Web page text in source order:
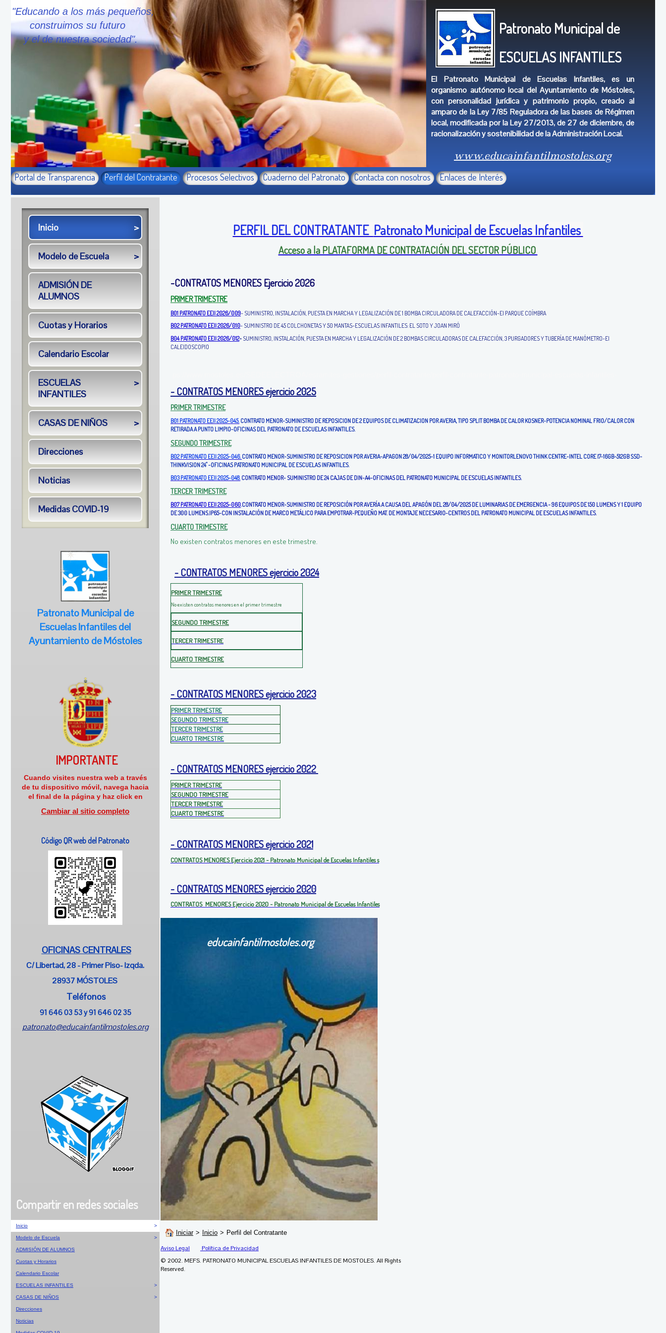
"Educando a los más pequeños,
construimos su futuro
y el de nuestra sociedad".
Patronato Municipal de
ESCUELAS INFANTILES
El Patronato Municipal de Escuelas Infantiles, es un
organismo autónomo local del Ayuntamiento de Móstoles,
con personalidad jurídica y patrimonio propio, creado al
amparo de la Ley 7/85 Reguladora de las bases de Régimen
local, modificada por la Ley 27/2013, de 27 de diciembre, de
racionalización y sostenibilidad de la Administración Local.
www.educainfantilmostoles.org
Portal de Transparencia Perfil del Contratante Procesos Selectivos Cuaderno del Patronato Contacta con nosotros Enlaces de Interés
>
Inicio
>
Modelo de Escuela
ADMISIÓN DE
ALUMNOS
Cuotas y Horarios
Calendario Escolar
>
ESCUELAS
INFANTILES
>
CASAS DE NIÑOS
Direcciones
Noticias
Medidas COVID-19
Patronato Municipal de
Escuelas Infantiles del
Ayuntamiento de Móstoles
IMPORTANTE
Cuando visites nuestra web a través
de tu dispositivo móvil, navega hacia
el final de la página y haz click en
Cambiar al sitio completo
Código QR web del Patronato
OFICINAS CENTRALES
C/ Libertad, 28 - Primer Piso- Izqda.
28937 MÓSTOLES
Teléfonos
91 646 03 53 y91 646 02 35
patronato@educainfantilmostoles.org
Compartir en redes sociales
>
Inicio
>
Modelo de Escuela
ADMISIÓN DE ALUMNOS
Cuotas y Horarios
Calendario Escolar
>
ESCUELAS INFANTILES
>
CASAS DE NIÑOS
Direcciones
Noticias
PERFIL DEL CONTRATANTE Patronato Municipal de Escuelas Infantiles
Acceso a la PLATAFORMA DE CONTRATACIÓN DEL SECTOR PÚBLICO
-CONTRATOS MENORES Ejercicio 2026
PRIMER TRIMESTRE
B01 PATRONATO EEII 2026/009- SUMINISTRO, INSTALACIÓN, PUESTA EN MARCHA Y LEGALIZACIÓN DE 1 BOMBA CIRCULADORA DE CALEFACCIÓN-EI PARQUE COÍMBRA
B02 PATRONATO EEII 2026/010- SUMINISTRO DE 45 COLCHONETAS Y 50 MANTAS-ESCUELAS INFANTILES: EL SOTO Y JOAN MIRÓ
B04 PATRONATO EEII 2026/012- SUMINISTRO, INSTALACIÓN, PUESTA EN MARCHA Y LEGALIZACIÓN DE 2 BOMBAS CIRCULADORAS DE CALEFACCIÓN, 3 PURGADORES Y TUBERÍA DE MANÓMETRO-EI
CALEIDOSCOPIO
- CONTRATOS MENORES ejercicio 2025
PRIMER TRIMESTRE
B01 PATRONATO EEII 2025-045. CONTRATO MENOR-SUMINISTRO DE REPOSICION DE 2 EQUIPOS DE CLIMATIZACION POR AVERIA, TIPO SPLIT BOMBA DE CALOR KOSNER-POTENCIA NOMINAL FRIO/CALOR CON
RETIRADA A PUNTO LIMPIO-OFICINAS DEL PATRONATO DE ESCUELAS INFANTILES.
SEGUNDO TRIMESTRE
B02 PATRONATO EEII 2025-046. CONTRATO MENOR-SUMINISTRO DE REPOSICION POR AVERIA-APAGON 28/04/2025-1 EQUIPO INFORMATICO Y MONITORLENOVO THINK CENTRE-INTEL CORE I7-16GB-512GB SSD-
THINKVISION 24" -OFICINAS PATRONATO MUNICIPAL DE ESCUELAS INFANTILES.
B03 PATRONATO EEII 2025-048. CONTRATO MENOR- SUMINISTRO DE 24 CAJAS DE DIN-A4-OFICINAS DEL PATRONATO MUNICIPAL DE ESCUELAS INFANTILES.
TERCER TRIMESTRE
B07 PATRONATO EEII 2025-060.CONTRATO MENOR-SUMINISTRO DE REPOSICIÓN POR AVERÍA A CAUSA DEL APAGÓN DEL 28/04/2025 DE LUMINARIAS DE EMERGENCIA - 96 EQUIPOS DE 150 LUMENS Y 1 EQUIPO
DE 300 LUMENS.IP65-CON INSTALACIÓN DE MARCO METÁLICO PARA EMPOTRAR-PEQUEÑO MAT. DE MONTAJE NECESARIO-CENTROS DEL PATRONATO MUNICIPAL DE ESCUELAS INFANTILES.
CUARTO TRIMESTRE
No existen contratos menores en este trimestre.
- CONTRATOS MENORES ejercicio2024
PRIMER TRIMESTRE
No existen contratos menores en el primer trimestre
SEGUNDO TRIMESTRE
TERCER TRIMESTRE
CUARTO TRIMESTRE
- CONTRATOS MENORES ejercicio 2023
PRIMER TRIMESTRE
SEGUNDO TRIMESTRE
TERCER TRIMESTRE
CUARTO TRIMESTRE
- CONTRATOS MENORES ejercicio 2022
PRIMER TRIMESTRE
SEGUNDO TRIMESTRE
TERCER TRIMESTRE
CUARTO TRIMESTRE
- CONTRATOS MENORES ejercicio 2021
CONTRATOSMENORESEjercicio 2021 - Patronato Municipal de Escuelas Infantiless
- CONTRATOS MENORES ejercicio 2020
CONTRATOS MENORES Ejercicio 2020 - Patronato Municipal de Escuelas Infantiles
educainfantilmostoles.org
Iniciar > Inicio > Perfil del Contratante
Aviso Legal
Política de Privacidad
© 2002. MEFS. PATRONATO MUNICIPAL ESCUELAS INFANTILES DE MOSTOLES. All Rights
Reserved.